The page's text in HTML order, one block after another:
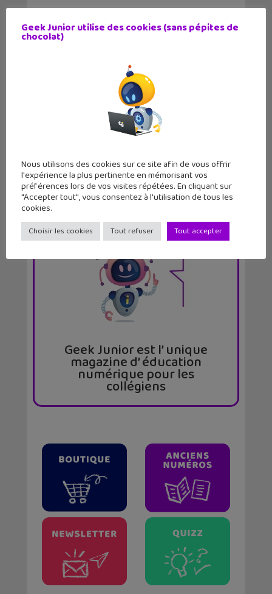
LE MAGGEEK JUNIOR
11 numéros par an
par abonnement et chez ton marchand de
journaux
Geek Junior est l’ unique
magazine d’ éducation
numérique pour les
collégiens
Geek Junior utilise des cookies (sans pépites de
chocolat)
Nous utilisons des cookies sur ce site afin de vous offrir
l'expérience la plus pertinente en mémorisant vos
préférences lors de vos visites répétées. En cliquant sur
"Accepter tout", vous consentez à l'utilisation de tous les
cookies.
Choisir les cookies Tout refuser Tout accepter